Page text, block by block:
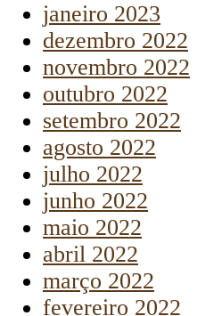
janeiro 2023
dezembro 2022
novembro 2022
outubro 2022
setembro 2022
agosto 2022
julho 2022
junho 2022
maio 2022
abril 2022
março 2022
fevereiro 2022